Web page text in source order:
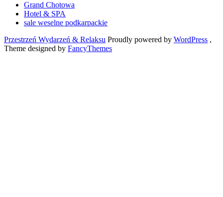
Grand Chotowa
Hotel & SPA
sale weselne podkarpackie
Przestrzeń Wydarzeń & Relaksu Proudly powered by WordPress ,
Theme designed by FancyThemes